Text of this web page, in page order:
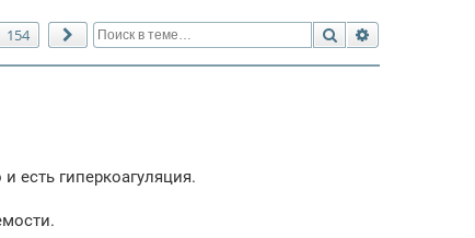
Поиск
154 След.
есть гиперкоагуляция.